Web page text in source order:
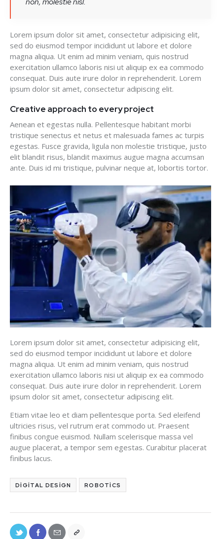
Lorem ipsum dolor sit amet, consectetur adipisicing elit,
sed do eiusmod tempor incididunt ut labore et dolore
magna aliqua. Ut enim ad minim veniam, quis nostrud
exercitation ullamco laboris nisi ut aliquip ex ea commodo
consequat. Duis aute irure dolor in reprehenderit. Lorem
ipsum dolor sit amet, consectetur adipiscing elit.
Creative approach to every project
Aenean et egestas nulla. Pellentesque habitant morbi
tristique senectus et netus et malesuada fames ac turpis
egestas. Fusce gravida, ligula non molestie tristique, justo
elit blandit risus, blandit maximus augue magna accumsan
ante. Duis id mi tristique, pulvinar neque at, lobortis tortor.
Lorem ipsum dolor sit amet, consectetur adipisicing elit,
sed do eiusmod tempor incididunt ut labore et dolore
magna aliqua. Ut enim ad minim veniam, quis nostrud
exercitation ullamco laboris nisi ut aliquip ex ea commodo
consequat. Duis aute irure dolor in reprehenderit. Lorem
ipsum dolor sit amet, consectetur adipiscing elit.
Etiam vitae leo et diam pellentesque porta. Sed eleifend
ultricies risus, vel rutrum erat commodo ut. Praesent
finibus congue euismod. Nullam scelerisque massa vel
augue placerat, a tempor sem egestas. Curabitur placerat
finibus lacus.
DIGITAL DESIGN ROBOTICS